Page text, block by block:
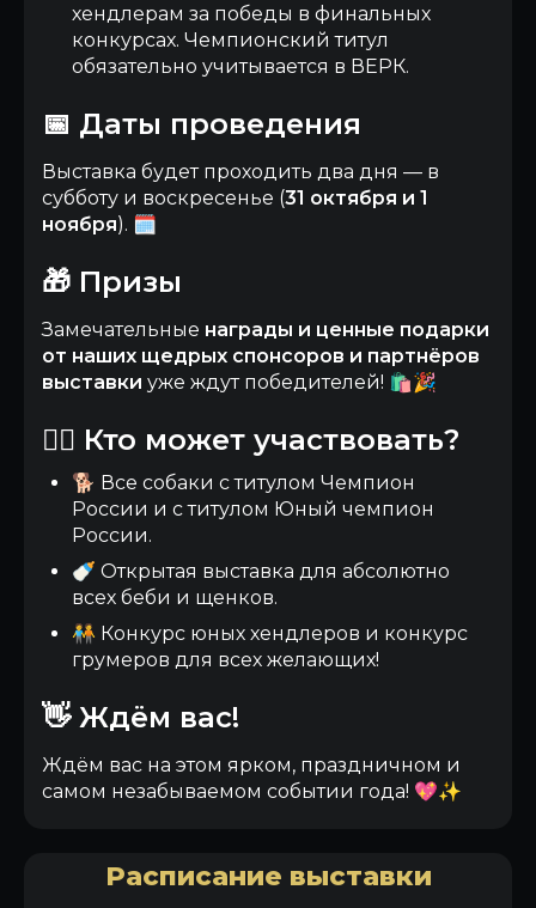
хендлерам за победы в финальных
конкурсах. Чемпионский титул
обязательно учитывается в ВЕРК.
📅 Даты проведения
Выставка будет проходить два дня — в
субботу и воскресенье (31 октября и 1
ноября). 🗓️
🎁 Призы
Замечательные награды и ценные подарки
от наших щедрых спонсоров и партнёров
выставки уже ждут победителей! 🛍️🎉
🙋‍♂️ Кто может участвовать?
🐕 Все собаки с титулом Чемпион
России и с титулом Юный чемпион
России.
🍼 Открытая выставка для абсолютно
всех беби и щенков.
🧑‍🤝‍🧑 Конкурс юных хендлеров и конкурс
грумеров для всех желающих!
👋 Ждём вас!
Ждём вас на этом ярком, праздничном и
самом незабываемом событии года! 💖✨
Расписание выставки